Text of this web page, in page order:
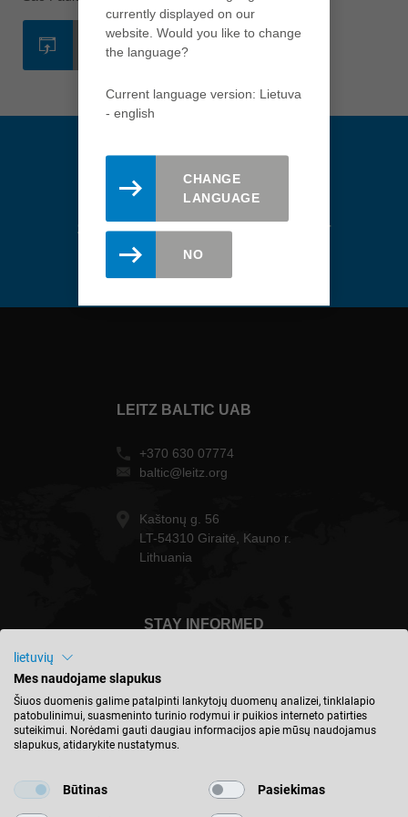
USA
english
Việt Nam
tiếng việt
ประเทศไทย
ไทย
Україна
WEBSITE
Stay updated. Register here for
the Leitz newsletter.
LEITZ BALTIC UAB
+370 630 07774
baltic@leitz.org
Kaštonų g. 56
LT-54310 Giraitė, Kauno r.
Lithuania
STAY INFORMED
Lietuva - english
currently displayed on our
website. Would you like to change
the language?
Current language version: Lietuva
- english
CHANGE
LANGUAGE
NO
lietuvių
Mes naudojame slapukus
Šiuos duomenis galime patalpinti lankytojų duomenų analizei, tinklalapio
patobulinimui, suasmeninto turinio rodymui ir puikios interneto patirties
suteikimui. Norėdami gauti daugiau informacijos apie mūsų naudojamus
slapukus, atidarykite nustatymus.
Būtinas Pasiekimas